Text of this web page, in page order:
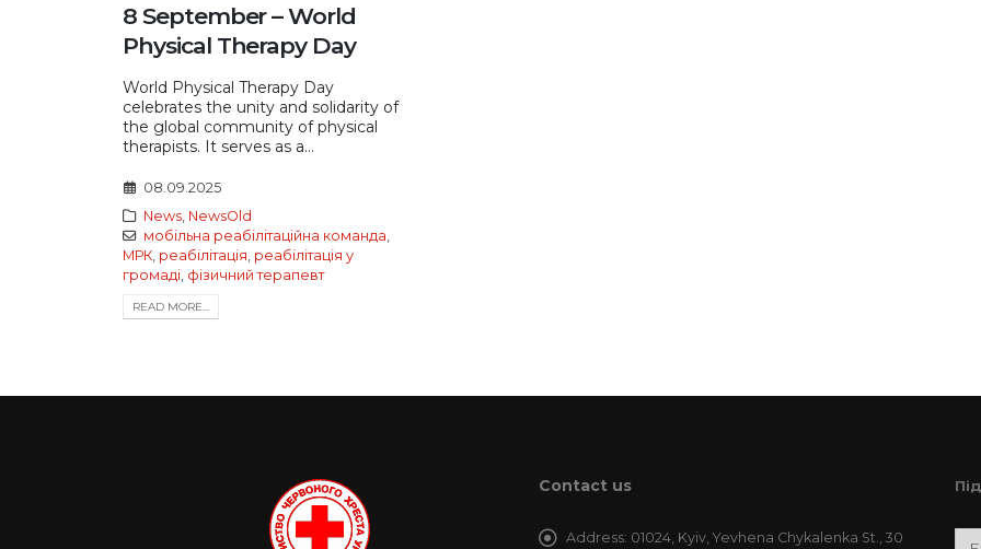
8 September – World
Physical Therapy Day
World Physical Therapy Day
celebrates the unity and solidarity of
the global community of physical
therapists. It serves as a...
08.09.2025
News, NewsOld
мобільна реабілітаційна команда
МРК реабілітація реабілітація у
громаді фізичний терапевт
READ MORE...
Contact us
Address: 01024, Kyiv, Yevhena Chykalenka St., 30